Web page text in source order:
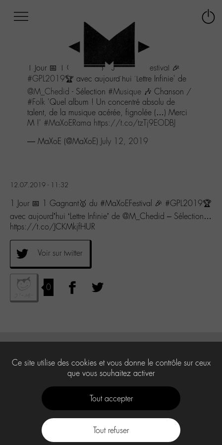
menu
Aller
contenu
Aller
1 Jour 📅 1 Gagnant🥇 du#MaXoEFestival 🎉
#GPL2019🏆 avec aujourd'hui 'Lettre Infinie' de
@M_Chedid - Sélection #Musique 🎶 Chanson /
#Folk 'Quel album ! Un concentré absolu de
talent, de la musique acérée, fignolée (…) Merci
M !' #MaXoERama https://t.co/tzTj9EODBJ
— MaXoE (@MaXoE) July 12, 2019
12.07.2019 - 11:32
1 Jour 📅 1 Gagnant🥇 du #MaXoEFestival 🎉 #GPL2019🏆
avec aujourd’hui ‘Lettre Infinie’ de @M_Chedid – Sélection…
https://t.co/JCKMkjfHUR
Voir sur twitter
0
Ce site utilise des cookies et vous donne le contrôle sur ceux
que vous souhaitez activer
Tout accepter
Tout refuser